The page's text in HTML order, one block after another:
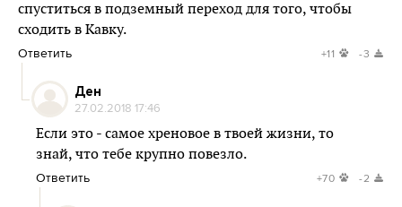
спуститься в подземный переход для того, чтобы
сходить в Кавку.
Ответить +11 -3
Ден
27.02.2018 17:46
Если это - самое хреновое в твоей жизни, то
знай, что тебе крупно повезло.
Ответить +70 -2